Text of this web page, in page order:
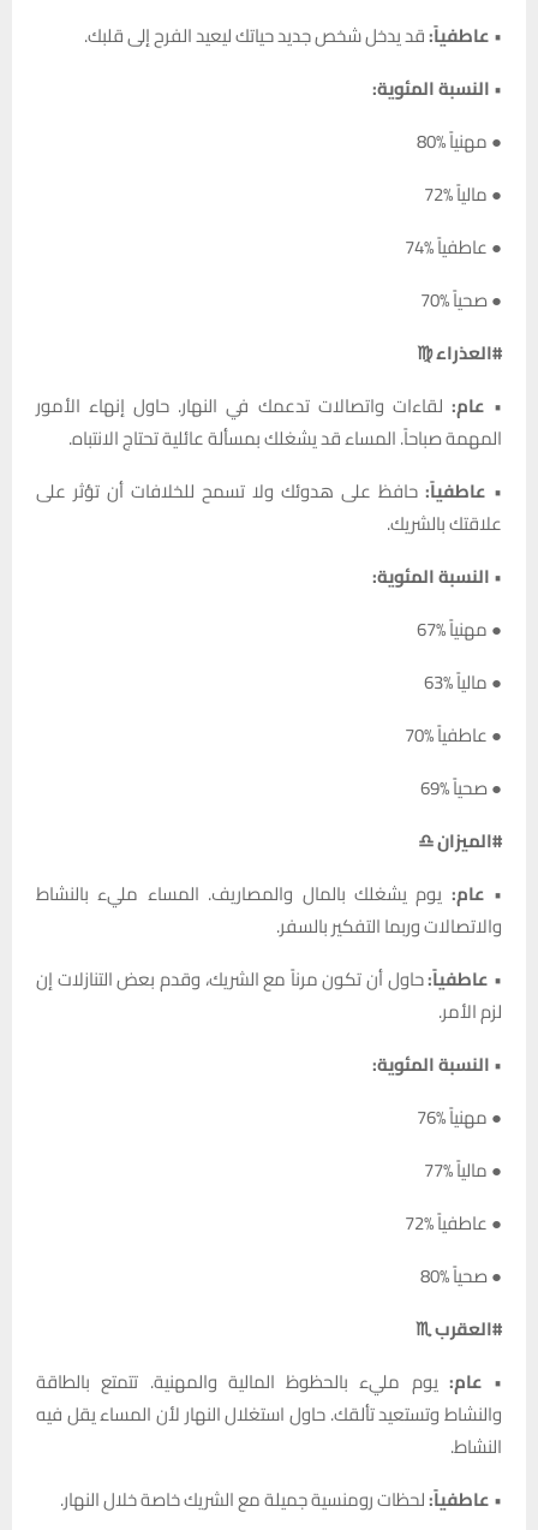
•عاطفياً:قد يدخل شخص جديد حياتك ليعيد الفرح إلى قلبك.
•النسبة المئوية:
● مهنياً %80
● مالياً %72
● عاطفياً %74
● صحياً %70
#العذراء ♍
• عام: لقاءات واتصالات تدعمك في النهار. حاول إنهاء الأمور
المهمة صباحاً. المساء قد يشغلك بمسألة عائلية تحتاج الانتباه.
• عاطفياً: حافظ على هدوئك ولا تسمح للخلافات أن تؤثر على
علاقتك بالشريك.
•النسبة المئوية:
● مهنياً %67
● مالياً %63
● عاطفياً %70
● صحياً %69
#الميزان ♎
• عام: يوم يشغلك بالمال والمصاريف. المساء مليء بالنشاط
والاتصالات وربما التفكير بالسفر.
• عاطفياً:حاول أن تكون مرناً مع الشريك، وقدم بعض التنازلات إن
لزم الأمر.
•النسبة المئوية:
● مهنياً %76
● مالياً %77
● عاطفياً %72
● صحياً %80
#العقرب ♏
• عام: يوم مليء بالحظوظ المالية والمهنية. تتمتع بالطاقة
والنشاط وتستعيد تألقك. حاول استغلال النهار لأن المساء يقل فيه
النشاط.
•عاطفياً:لحظات رومنسية جميلة مع الشريك خاصة خلال النهار.